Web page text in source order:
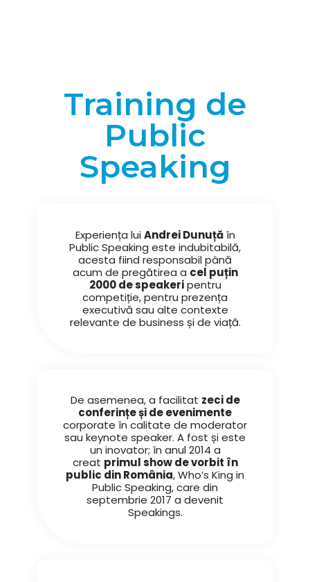
Training de
Public
Speaking
Experiența luiAndrei Dunuțăîn
Public Speaking este indubitabilă,
acesta fiind responsabil până
acum de pregătirea a cel puțin
2000 de speakeripentru
competiție, pentru prezența
executivă sau alte contexte
relevante de business și de viață.
De asemenea, a facilitat zeci de
conferințe și de evenimente
corporate în calitate de moderator
sau keynote speaker. A fost și este
un inovator; în anul 2014 a
creat primul show de vorbit în
public din România, Who’s King in
Public Speaking, care din
septembrie 2017 a devenit
Speakings.